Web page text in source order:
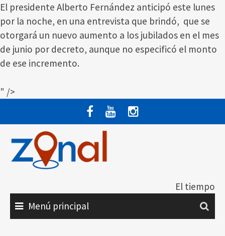
El presidente Alberto Fernández anticipó este lunes
por la noche, en una entrevista que brindó, que se
otorgará un nuevo aumento a los jubilados en el mes
de junio por decreto, aunque no especificó el monto
de ese incremento.
" />
contenido
El tiempo
Menú principal